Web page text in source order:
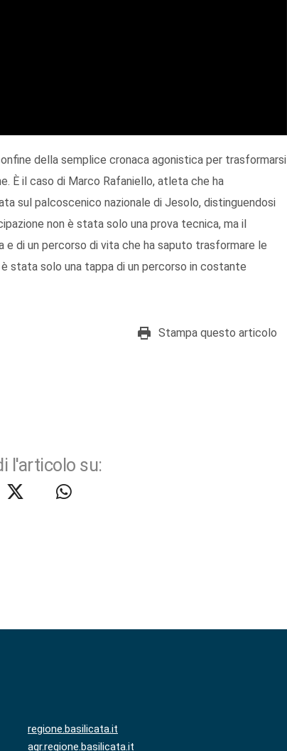
della semplice cronaca agonistica per trasformarsi
È il caso di Marco Rafaniello, atleta che ha
sul palcoscenico nazionale di Jesolo, distinguendosi
non è stata solo una prova tecnica, ma il
di un percorso di vita che ha saputo trasformare le
stata solo una tappa di un percorso in costante
Stampa questo articolo
l'articolo su:
regione.basilicata.it
agr.regione.basilicata.it